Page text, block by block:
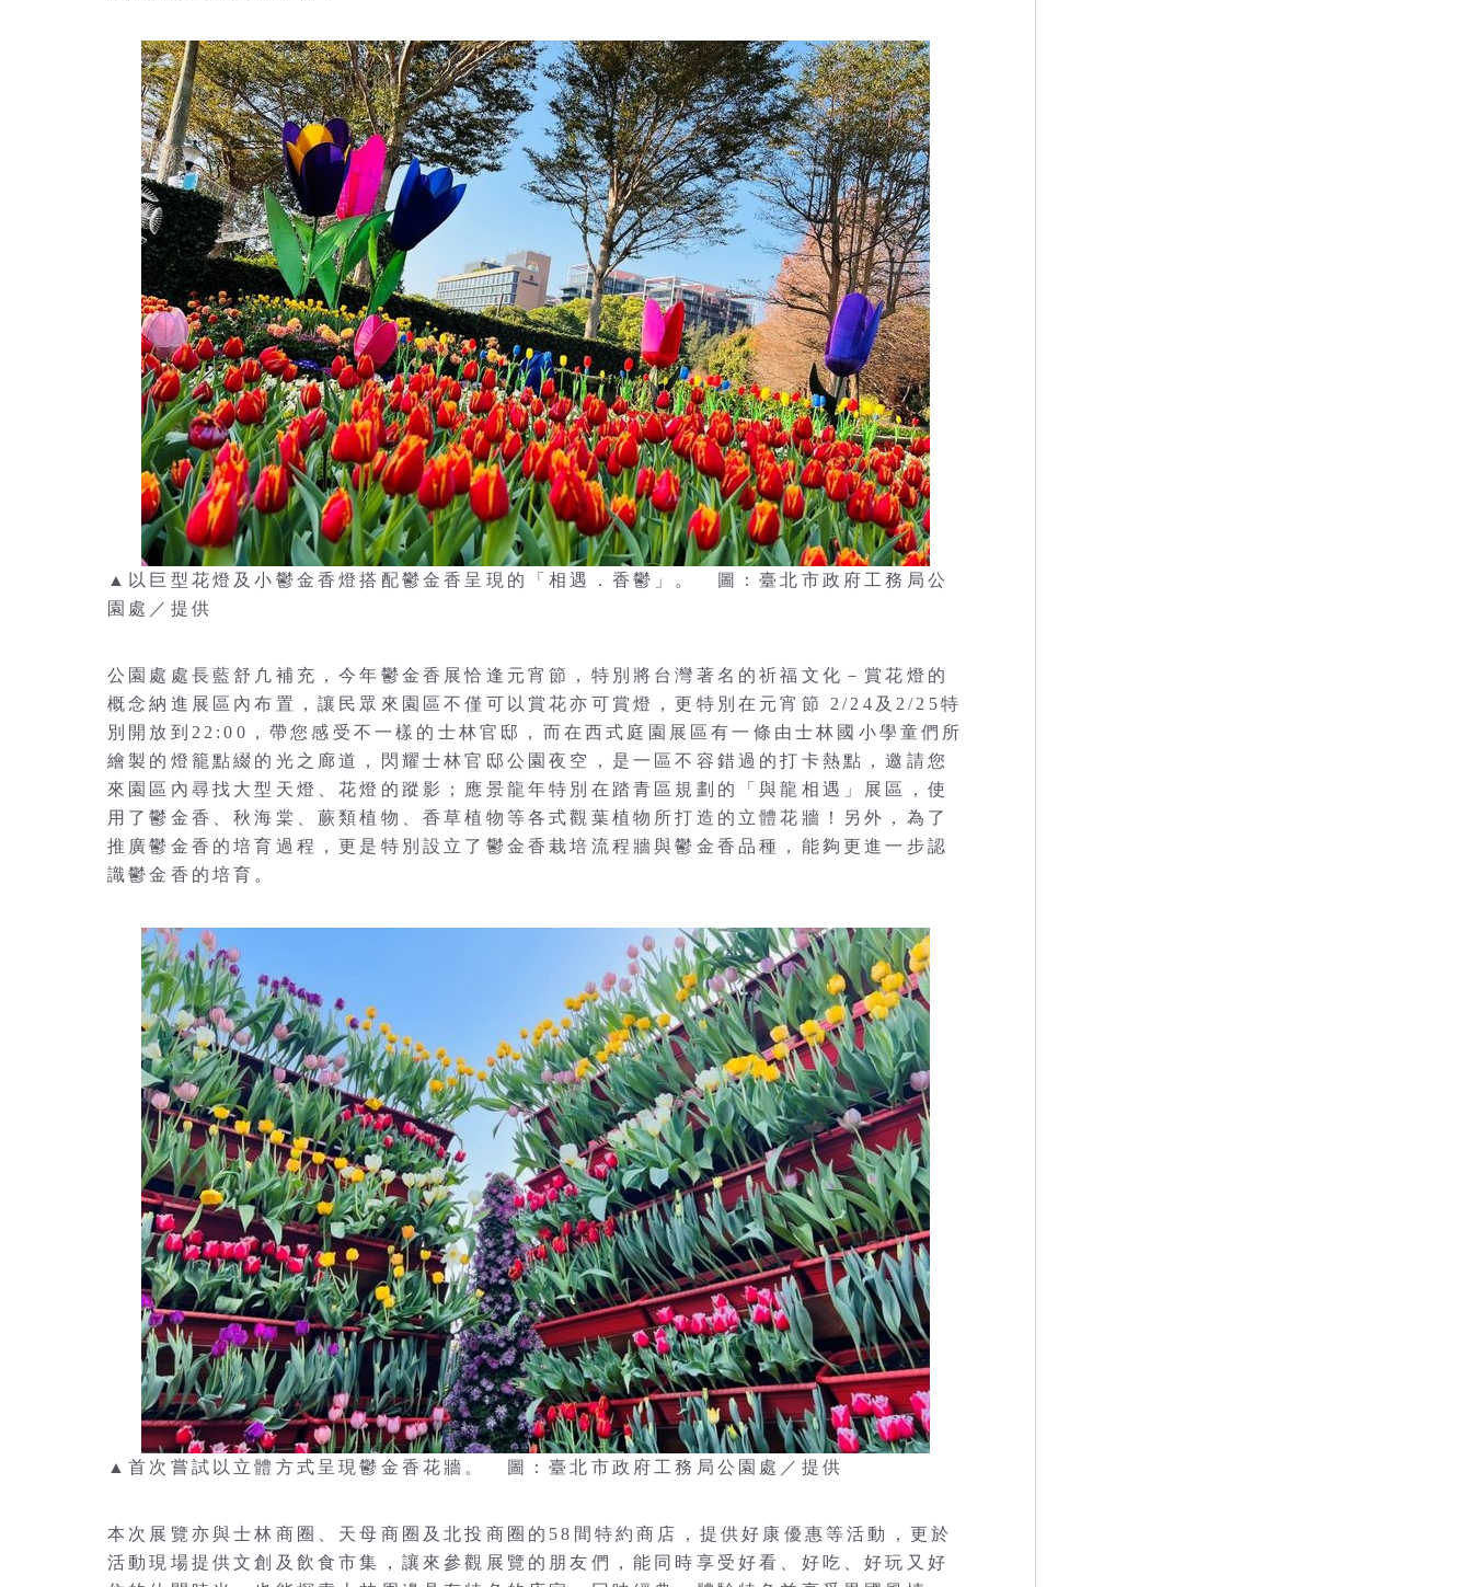
▲以巨型花燈及小鬱金香燈搭配鬱金香呈現的「相遇．香鬱」。 圖：臺北市政府工務局公
園處／提供
公園處處長藍舒凢補充，今年鬱金香展恰逢元宵節，特別將台灣著名的祈福文化－賞花燈的
概念納進展區內布置，讓民眾來園區不僅可以賞花亦可賞燈，更特別在元宵節 2/24及2/25特
別開放到22:00，帶您感受不一樣的士林官邸，而在西式庭園展區有一條由士林國小學童們所
繪製的燈籠點綴的光之廊道，閃耀士林官邸公園夜空，是一區不容錯過的打卡熱點，邀請您
來園區內尋找大型天燈、花燈的蹤影；應景龍年特別在踏青區規劃的「與龍相遇」展區，使
用了鬱金香、秋海棠、蕨類植物、香草植物等各式觀葉植物所打造的立體花牆！另外，為了
推廣鬱金香的培育過程，更是特別設立了鬱金香栽培流程牆與鬱金香品種，能夠更進一步認
識鬱金香的培育。
▲首次嘗試以立體方式呈現鬱金香花牆。 圖：臺北市政府工務局公園處／提供
本次展覽亦與士林商圈、天母商圈及北投商圈的58間特約商店，提供好康優惠等活動，更於
活動現場提供文創及飲食市集，讓來參觀展覽的朋友們，能同時享受好看、好吃、好玩又好